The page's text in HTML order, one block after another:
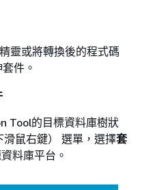
靈或將轉換後的程式碼
件。
Tool的目標資料庫樹狀
鼠右鍵） 選單，選擇套
料庫平台。